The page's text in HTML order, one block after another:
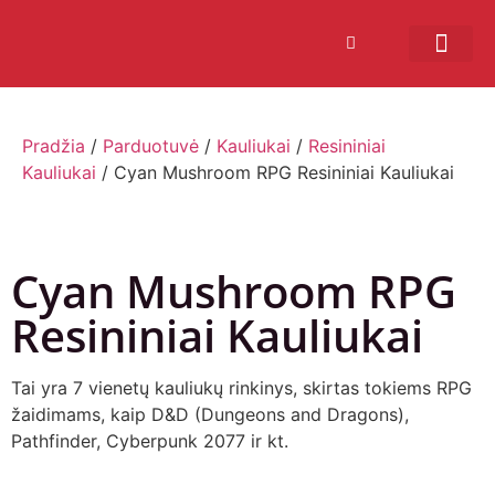
Pradžia / Parduotuvė / Kauliukai / Resininiai
Kauliukai / Cyan Mushroom RPG Resininiai Kauliukai
Cyan Mushroom RPG
Resininiai Kauliukai
Tai yra 7 vienetų kauliukų rinkinys, skirtas tokiems RPG
žaidimams, kaip D&D (Dungeons and Dragons),
Pathfinder, Cyberpunk 2077 ir kt.